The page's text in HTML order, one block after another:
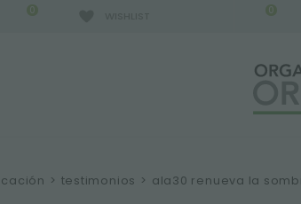
0 0
> testimonios > ala30 renueva la